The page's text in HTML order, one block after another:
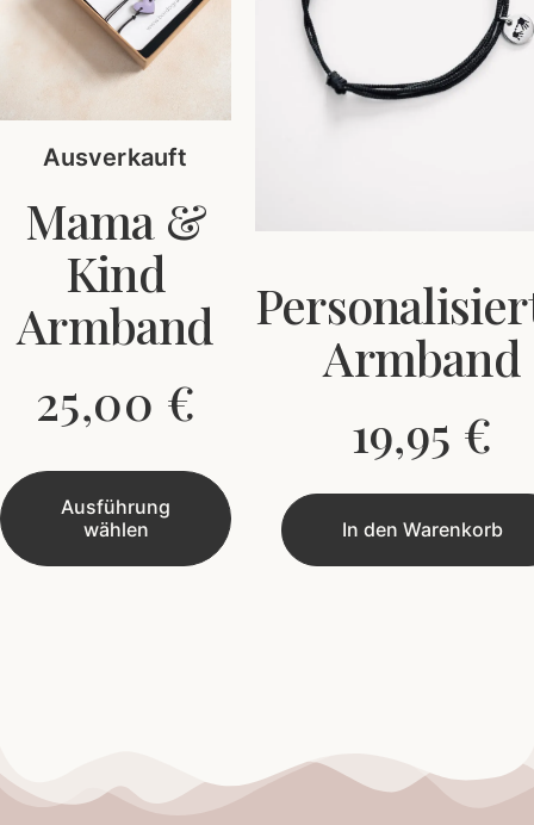
Ausverkauft
Mama &
Kind
Armband
25,00 €
Ausführung
wählen
Armband
19,95 €
In den Warenkorb